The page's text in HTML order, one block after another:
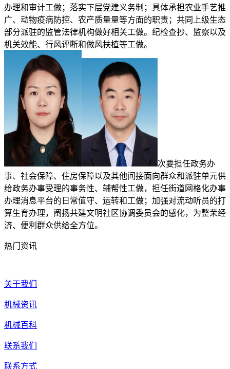
办理和审计工做；落实下层党建义务制；具体承担农业手艺推
广、动物疫病防控、农产质量量等方面的职责；共同上级生态
部分派驻的监管法律机构做好相关工做。纪检查抄、监察以及
机关效能、行风评断和做风扶植等工做。
次要担任政务办
事、社会保障、住房保障以及其他间接面向群众和派驻单元供
给政务办事受理的事务性、辅帮性工做，担任街道网格化办事
办理消息平台的日常值守、运转和工做；加强对流动听员的打
算生育办理，阐扬共建文明社区协调委员会的感化，为整荣经
济、便利群众供给全方位。
热门资讯
关于我们
机械资讯
机械百科
联系我们
联系方式